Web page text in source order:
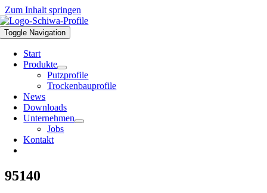
Zum Inhalt springen
Toggle Navigation
Start
Produkte
Putzprofile
Trockenbauprofile
News
Downloads
Unternehmen
Jobs
Kontakt
95140